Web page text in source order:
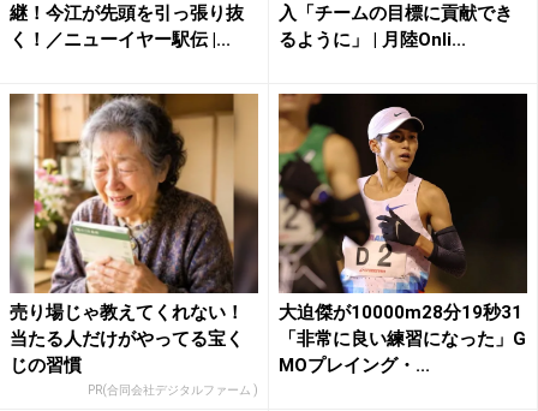
継！今江が先頭を引っ張り抜
く！／ニューイヤー駅伝 |...
入「チームの目標に貢献でき
るように」 | 月陸Onli...
売り場じゃ教えてくれない！
当たる人だけがやってる宝く
じの習慣
PR(合同会社デジタルファーム )
大迫傑が10000m28分19秒31
「非常に良い練習になった」G
MOプレイング・...